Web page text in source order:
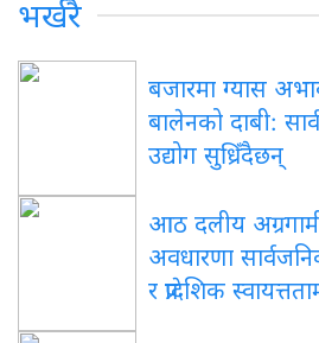
भर्खरै
बजारमा ग्यास
बालेनको दाबी:
उद्योग सुध्रिँदैछन्
आठ दलीय अग्रगामी
अवधारणा
र प्रादेशिक